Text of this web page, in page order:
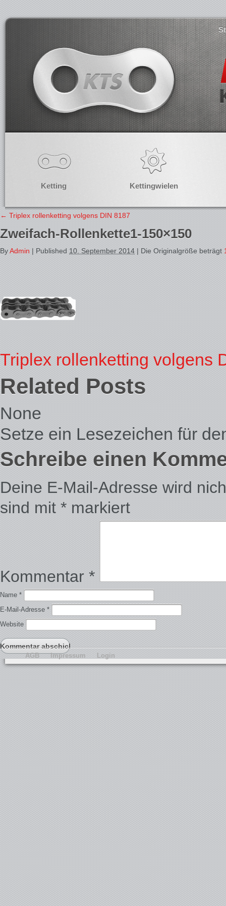
Ketting Kettingwielen
← Triplex rollenketting volgens DIN 8187
Zweifach-Rollenkette1-150×150
ByAdmin | Published 10. September 2014 | Die Originalgröße beträgt
Triplex rollenketting volgens
Related Posts
None
Setze ein Lesezeichen für
Schreibe einen
Deine E-Mail-Adresse wird
sind mit * markiert
Kommentar *
Name *
E-Mail-Adresse *
Website
AGB Impressum Login